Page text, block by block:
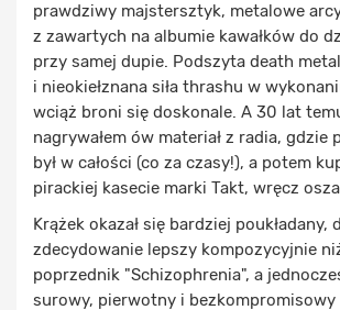
prawdziwy majstersztyk, metalowe
z zawartych na albumie kawałków do
przy samej dupie. Podszyta death
i nieokiełznana siła thrashu w
wciąż broni się doskonale. A 30 lat
nagrywałem ów materiał z radia, gdzie
był w całości (co za czasy!), a potem
pirackiej kasecie marki Takt, wręcz
Krążek okazał się bardziej poukładany,
zdecydowanie lepszy kompozycyjnie
poprzednik "Schizophrenia", a
surowy, pierwotny i bezkompromisowy